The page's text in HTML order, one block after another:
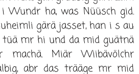
Wundr ha, was Nüüsch gid.
gärä jasset, han i s au
tüä mr hi und da mid guätnä
machä. Miär Wiibävölchr
abr das trääge mr mid